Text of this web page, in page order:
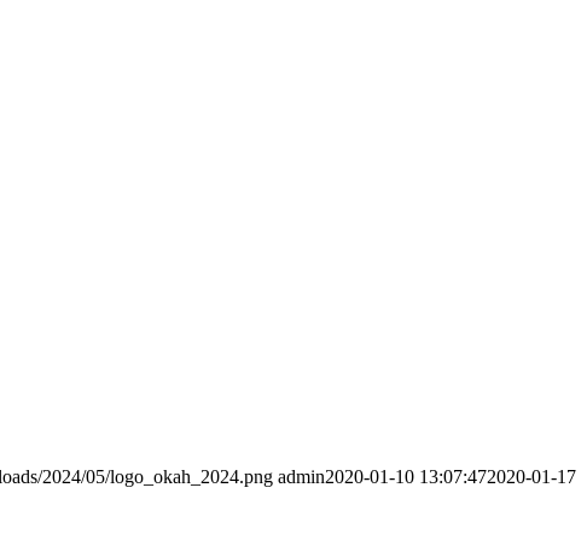
2024/05/logo_okah_2024.png admin2020-01-10 13:07:472020-01-17